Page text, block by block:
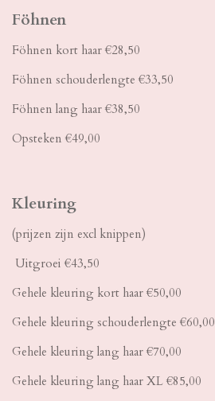
Föhnen
Föhnen kort haar €28,50
Föhnen schouderlengte €33,50
Föhnen lang haar €38,50
Opsteken €49,00
Kleuring
(prijzen zijn excl knippen)
Uitgroei €43,50
Gehele kleuring kort haar €50,00
Gehele kleuring schouderlengte €60,00
Gehele kleuring lang haar €70,00
Gehele kleuring lang haar XL €85,00